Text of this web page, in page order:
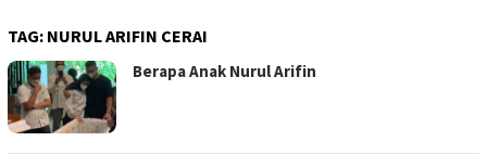
TAG: NURUL ARIFIN CERAI
Berapa Anak Nurul Arifin